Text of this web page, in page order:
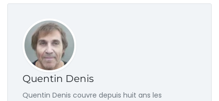
Quentin Denis
Quentin Denis couvre depuis huit ans les